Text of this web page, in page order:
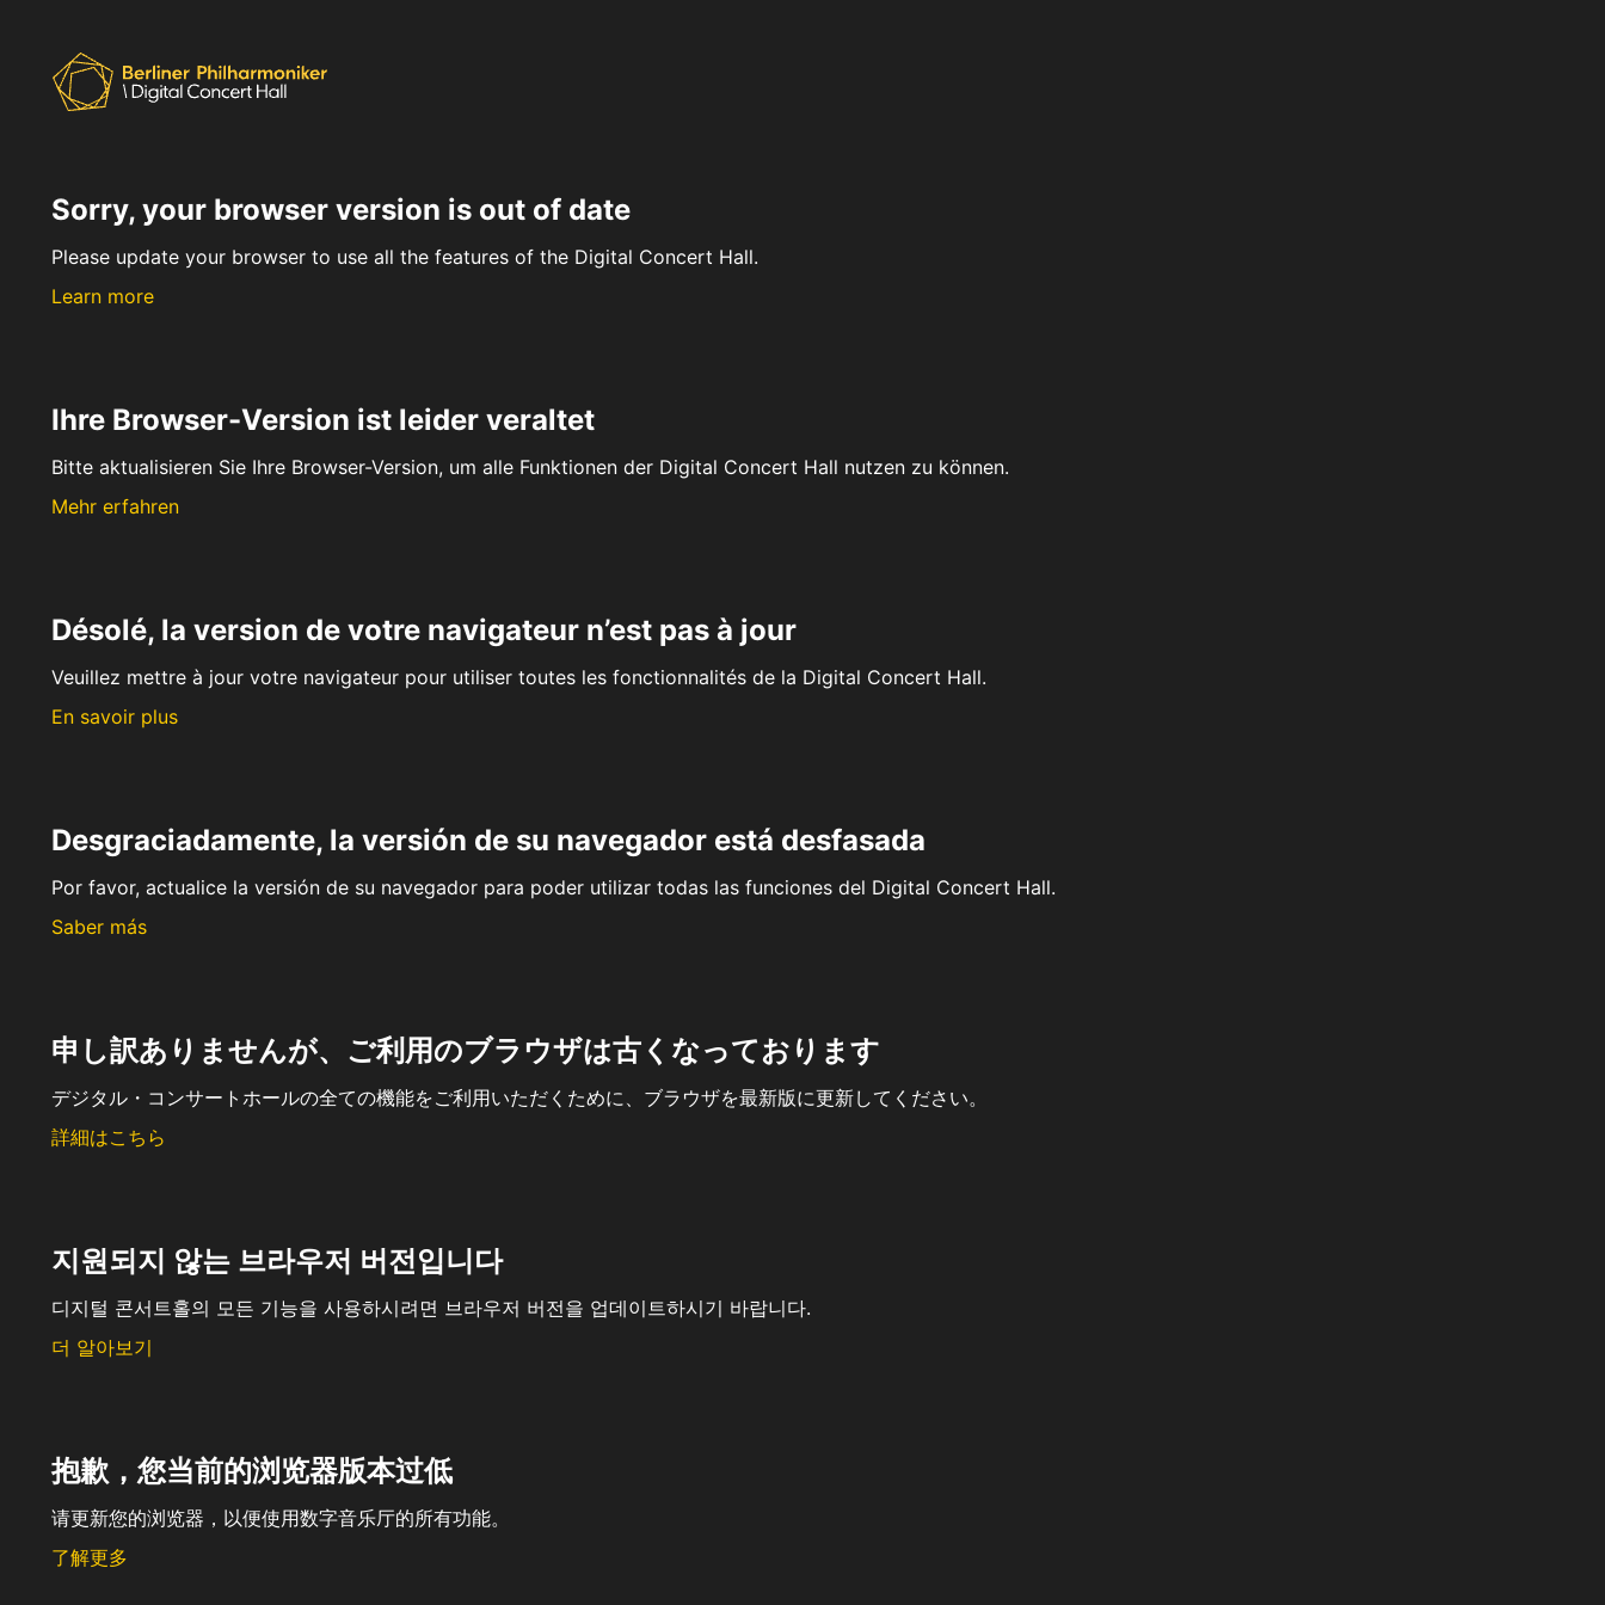
Sorry, your browser version is out of date
Please update your browser to use all the features of the Digital Concert Hall.
Learn more
Ihre Browser-Version ist leider veraltet
Bitte aktualisieren Sie Ihre Browser-Version, um alle Funktionen der Digital Concert Hall nutzen zu können.
Mehr erfahren
Désolé, la version de votre navigateur n’est pas à jour
Veuillez mettre à jour votre navigateur pour utiliser toutes les fonctionnalités de la Digital Concert Hall.
En savoir plus
Desgraciadamente, la versión de su navegador está desfasada
Por favor, actualice la versión de su navegador para poder utilizar todas las funciones del Digital Concert Hall.
Saber más
申し訳ありませんが、ご利用のブラウザは古くなっております
デジタル・コンサートホールの全ての機能をご利用いただくために、ブラウザを最新版に更新してください。
詳細はこちら
지원되지 않는 브라우저 버전입니다
디지털 콘서트홀의 모든 기능을 사용하시려면 브라우저 버전을 업데이트하시기 바랍니다.
더 알아보기
抱歉，您当前的浏览器版本过低
请更新您的浏览器，以便使用数字音乐厅的所有功能。
了解更多